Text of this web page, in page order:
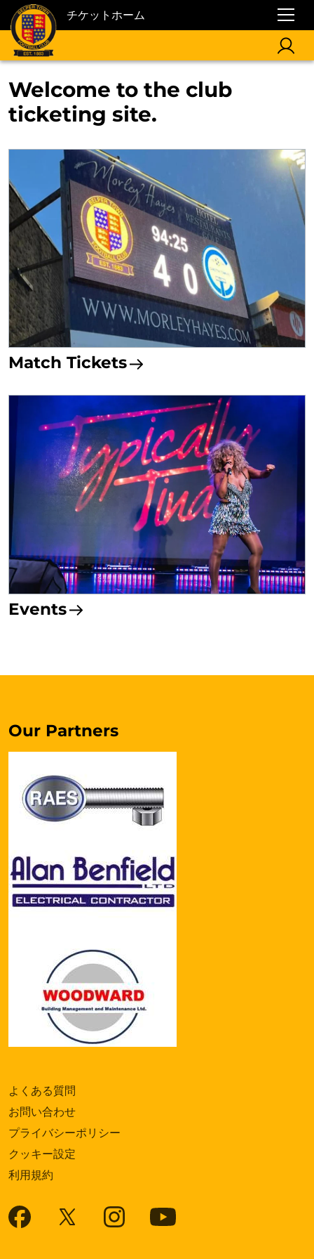
チケットホーム
Welcome to the club
ticketing site.
Match Tickets
Events
よくある質問
お問い合わせ
プライバシーポリシー
クッキー設定
利用規約
Our Partners